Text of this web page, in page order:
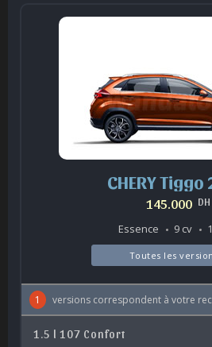
CHERY Tiggo
145.000 DH
Essence 9 cv
Toutes les
1 versions correspondent à votre
1.5 l 107 Confort